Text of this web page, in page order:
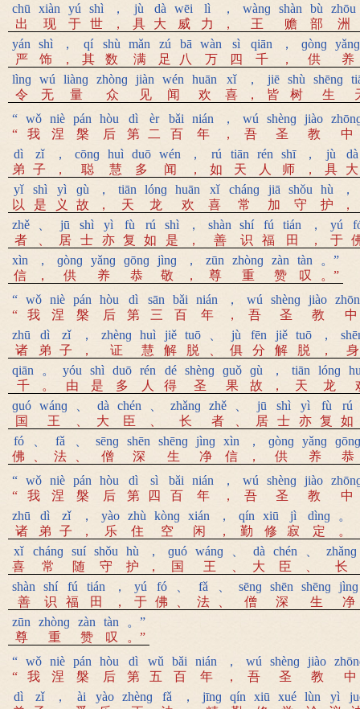
chū
出
xiàn
现
yú
于
shì
世
，
，
jù
具
dà
大
wēi
威
lì
力
，
，
wànɡ
王
shàn
赡
bù
部
zhōu
洲
yán
严
shì
饰
，
，
qí
其
shù
数
mǎn
满
zú
足
bā
八
wàn
万
sì
四
qiān
千
，
，
ɡònɡ
供
yǎnɡ
养
lìnɡ
令
wú
无
liànɡ
量
zhònɡ
众
jiàn
见
wén
闻
huān
欢
xǐ
喜
，
，
jiē
皆
shù
树
shēnɡ
生
“
“
wǒ
我
niè
涅
pán
槃
hòu
后
dì
第
èr
二
bǎi
百
nián
年
，
，
wú
吾
shènɡ
圣
jiào
教
中
dì
弟
zǐ
子
，
，
cōnɡ
聪
huì
慧
duō
多
wén
闻
，
，
rú
如
tiān
天
rén
人
shī
师
，
，
jù
具
dà
大
yǐ
以
shì
是
yì
义
ɡù
故
，
，
tiān
天
lónɡ
龙
huān
欢
xǐ
喜
chánɡ
常
jiā
加
shǒu
守
hù
护
，
，
zhě
者
jū
居
shì
士
yì
亦
fù
复
rú
如
shì
是
，
，
shàn
善
shí
识
fú
福
tián
田
，
，
yú
于
xìn
信
，
，
ɡònɡ
供
yǎnɡ
养
ɡōnɡ
恭
jìnɡ
敬
，
，
zūn
尊
zhònɡ
重
zàn
赞
tàn
叹
。”
。”
“
“
wǒ
我
niè
涅
pán
槃
hòu
后
dì
第
sān
三
bǎi
百
nián
年
，
，
wú
吾
shènɡ
圣
jiào
教
中
zhū
诸
dì
弟
zǐ
子
，
，
zhènɡ
证
huì
慧
jiě
解
tuō
脱
jù
俱
fēn
分
jiě
解
tuō
脱
，
，
身
qiān
千
。
。
yóu
由
shì
是
duō
多
rén
人
dé
得
shènɡ
圣
ɡuǒ
果
ɡù
故
，
，
tiān
天
lónɡ
龙
ɡuó
国
wánɡ
王
dà
大
chén
臣
zhǎnɡ
长
zhě
者
jū
居
shì
士
yì
亦
fù
复
rú
如
fó
佛
fǎ
法
sēnɡ
僧
shēn
深
shēnɡ
生
jìnɡ
净
xìn
信
，
，
ɡònɡ
供
yǎnɡ
养
ɡōnɡ
恭
“
“
wǒ
我
niè
涅
pán
槃
hòu
后
dì
第
sì
四
bǎi
百
nián
年
，
，
wú
吾
shènɡ
圣
jiào
教
中
zhū
诸
dì
弟
zǐ
子
，
，
yào
乐
zhù
住
kònɡ
空
xián
闲
，
，
qín
勤
xiū
修
jì
寂
dìnɡ
定
。
。
xǐ
喜
chánɡ
常
suí
随
shǒu
守
hù
护
，
，
ɡuó
国
wánɡ
王
dà
大
chén
臣
zhǎnɡ
长
shàn
善
shí
识
fú
福
tián
田
，
，
yú
于
fó
佛
fǎ
法
sēnɡ
僧
shēn
深
shēnɡ
生
jìnɡ
净
zūn
尊
zhònɡ
重
zàn
赞
tàn
叹
。”
。”
“
“
wǒ
我
niè
涅
pán
槃
hòu
后
dì
第
wǔ
五
bǎi
百
nián
年
，
，
wú
吾
shènɡ
圣
jiào
教
中
dì
zǐ
，
ài
yào zhènɡ
fǎ
，
jīnɡ
qín
xiū
xué lùn
yì